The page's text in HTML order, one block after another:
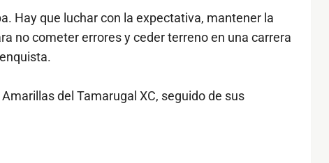
Hay que luchar con la expectativa, mantener la
no cometer errores y ceder terreno en una carrera
del Tamarugal XC, seguido de sus